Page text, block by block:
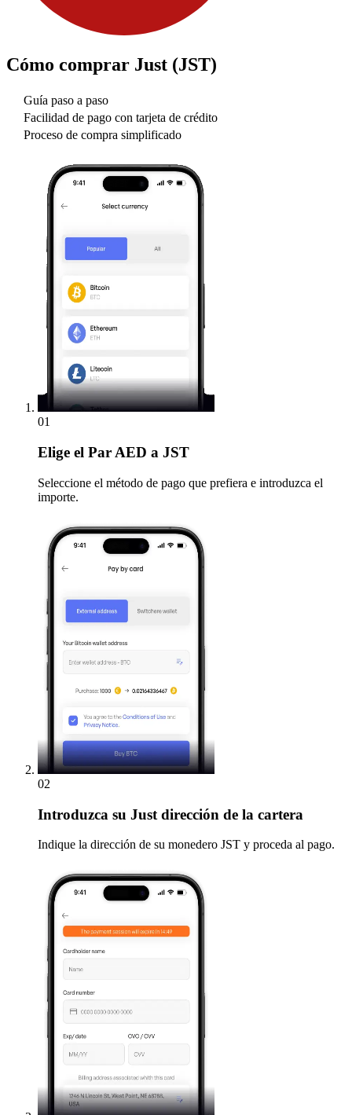
Cómo comprar Just (JST)
Guía paso a paso
Facilidad de pago con tarjeta de crédito
Proceso de compra simplificado
01
Elige el Par AED a JST
Seleccione el método de pago que prefiera e introduzca el
importe.
02
Introduzca su Just dirección de la cartera
Indique la dirección de su monedero JST y proceda al pago.